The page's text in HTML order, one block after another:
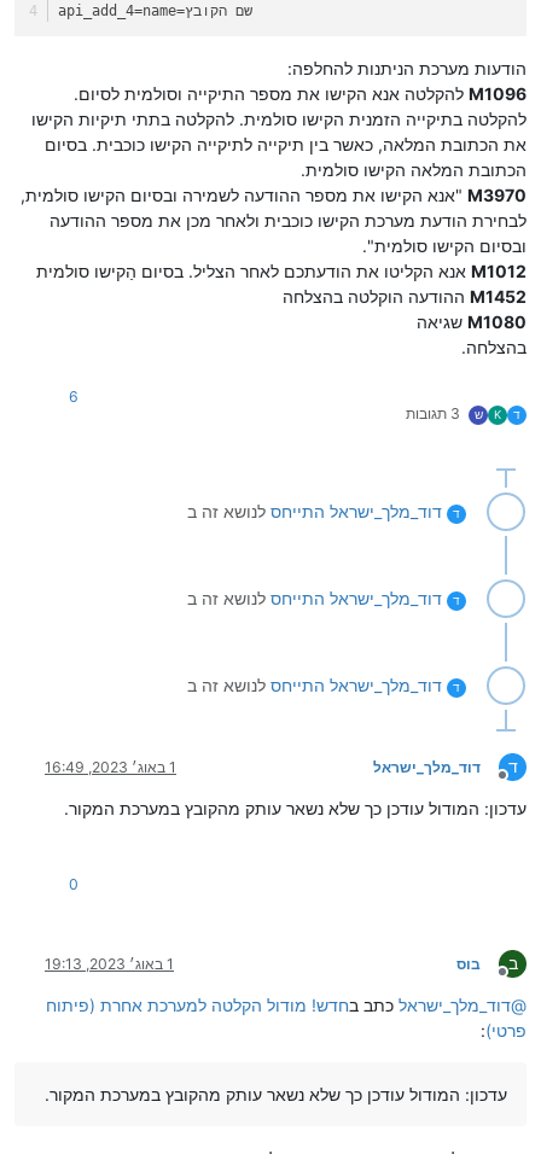
api_add_4
=name=שם הקובץ
הודעות מערכת הניתנות להחלפה:
M1096 להקלטה אנא הקישו את מספר התיקייה וסולמית לסיום.
להקלטה בתיקייה הזמנית הקישו סולמית. להקלטה בתתי תיקיות הקישו
את הכתובת המלאה, כאשר בין תיקייה לתיקייה הקישו כוכבית. בסיום
הכתובת המלאה הקישו סולמית.
M3970 "אנא הקישו את מספר ההודעה לשמירה ובסיום הקישו סולמית,
לבחירת הודעת מערכת הקישו כוכבית ולאחר מכן את מספר ההודעה
ובסיום הקישו סולמית".
M1012 אנא הקליטו את הודעתכם לאחר הצליל. בסיום הַקישו סולמית
M1452 ההודעה הוקלטה בהצלחה
M1080 שגיאה
בהצלחה.
ד K ש 3 תגובות
6
ד דוד_מלך_ישראל התייחס לנושא זה ב
ד דוד_מלך_ישראל התייחס לנושא זה ב
ד דוד_מלך_ישראל התייחס לנושא זה ב
ד
מנותק
דוד_מלך_ישראל 1 באוג׳ 2023, 16:49
עדכון: המודול עודכן כך שלא נשאר עותק מהקובץ במערכת המקור.
0
ב
מנותק
בוס 1 באוג׳ 2023, 19:13
@דוד_מלך_ישראל כתב בחדש! מודול הקלטה למערכת אחרת (פיתוח
פרטי):
עדכון: המודול עודכן כך שלא נשאר עותק מהקובץ במערכת המקור.